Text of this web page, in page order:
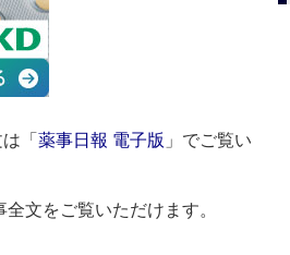
「 薬事日報 電子版 」でご覧い
文をご覧いただけます。